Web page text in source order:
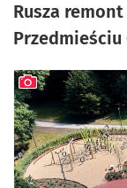
Rusza
Przedmieściu